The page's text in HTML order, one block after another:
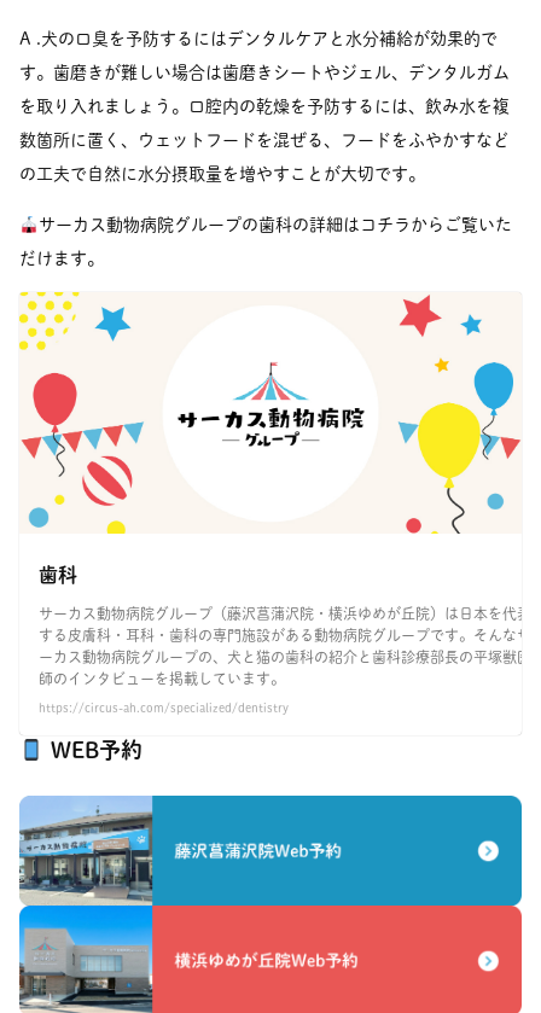
A .犬の口臭を予防するにはデンタルケアと水分補給が効果的で
す。歯磨きが難しい場合は歯磨きシートやジェル、デンタルガム
を取り入れましょう。口腔内の乾燥を予防するには、飲み水を複
数箇所に置く、ウェットフードを混ぜる、フードをふやかすなど
の工夫で自然に水分摂取量を増やすことが大切です。
サーカス動物病院グループの歯科の詳細はコチラからご覧いた
だけます。
歯科
サーカス動物病院グループ（藤沢菖蒲沢院・横浜ゆめが丘院）は日本を代表
する皮膚科・耳科・歯科の専門施設がある動物病院グループです。そんなサ
ーカス動物病院グループの、犬と猫の歯科の紹介と歯科診療部長の平塚獣医
師のインタビューを掲載しています。
https://circus-ah.com/specialized/dentistry
WEB予約